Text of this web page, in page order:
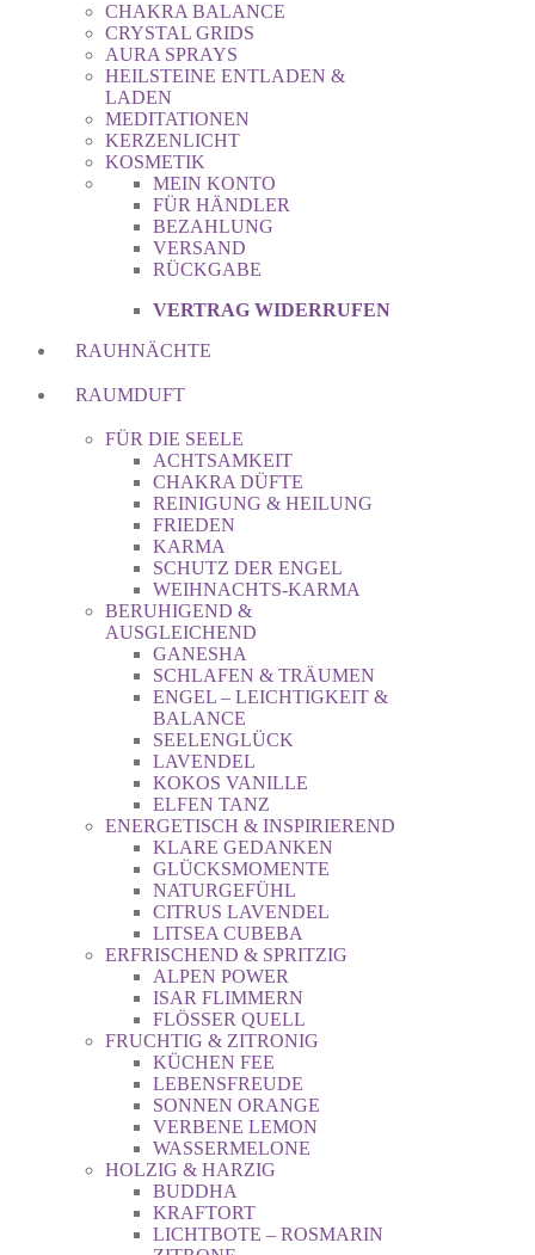
CHAKRA BALANCE
CRYSTAL GRIDS
AURA SPRAYS
HEILSTEINE ENTLADEN &
LADEN
MEDITATIONEN
KERZENLICHT
KOSMETIK
MEIN KONTO
FÜR HÄNDLER
BEZAHLUNG
VERSAND
RÜCKGABE
VERTRAG WIDERRUFEN
RAUHNÄCHTE
RAUMDUFT
FÜR DIE SEELE
ACHTSAMKEIT
CHAKRA DÜFTE
REINIGUNG & HEILUNG
FRIEDEN
KARMA
SCHUTZ DER ENGEL
WEIHNACHTS-KARMA
BERUHIGEND &
AUSGLEICHEND
GANESHA
SCHLAFEN & TRÄUMEN
ENGEL – LEICHTIGKEIT &
BALANCE
SEELENGLÜCK
LAVENDEL
KOKOS VANILLE
ELFEN TANZ
ENERGETISCH & INSPIRIEREND
KLARE GEDANKEN
GLÜCKSMOMENTE
NATURGEFÜHL
CITRUS LAVENDEL
LITSEA CUBEBA
ERFRISCHEND & SPRITZIG
ALPEN POWER
ISAR FLIMMERN
FLÖSSER QUELL
FRUCHTIG & ZITRONIG
KÜCHEN FEE
LEBENSFREUDE
SONNEN ORANGE
VERBENE LEMON
WASSERMELONE
HOLZIG & HARZIG
BUDDHA
KRAFTORT
LICHTBOTE – ROSMARIN